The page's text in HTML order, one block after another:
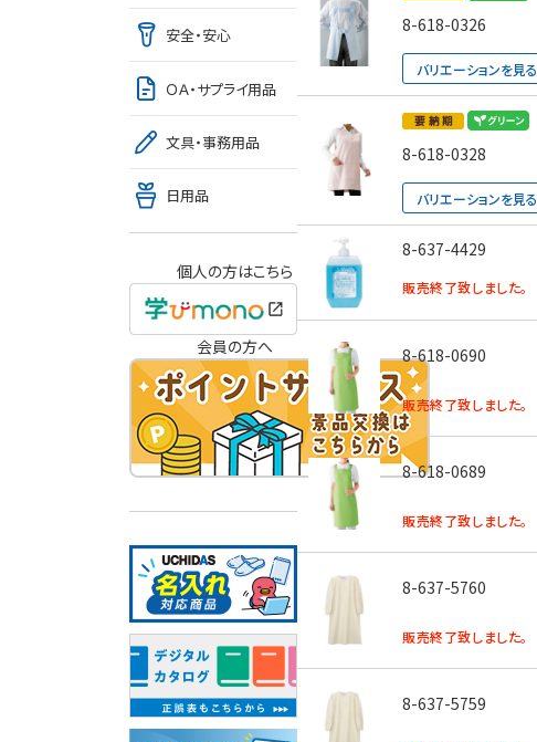
8-618-0326
バリエーションを見る
8-618-0328
バリエーションを見る
8-637-4429
販売終了致しました。
8-618-0690
販売終了致しました。
8-618-0689
販売終了致しました。
8-637-5760
販売終了致しました。
8-637-5759
安全・安心
ＯＡ・サプライ用品
文具・事務用品
日用品
個人の方はこちら
会員の方へ